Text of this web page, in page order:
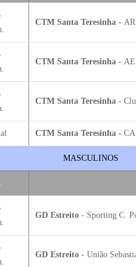
CTM Santa Teresinha -
CTM Santa Teresinha -
CTM Santa Teresinha -
CTM Santa Teresinha - CA
MASCULINOS
GD Estreito - Sporting C.
GD Estreito - União